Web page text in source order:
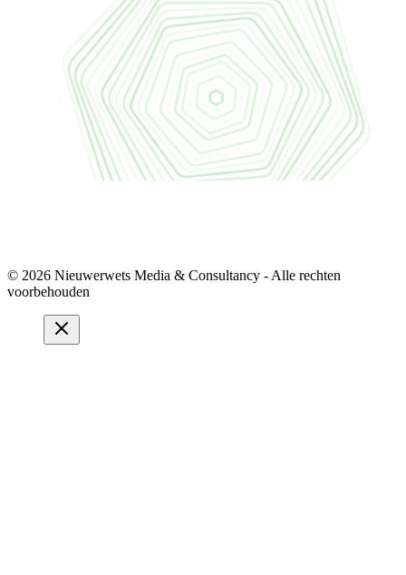
© 2026 Nieuwerwets Media & Consultancy - Alle rechten
voorbehouden